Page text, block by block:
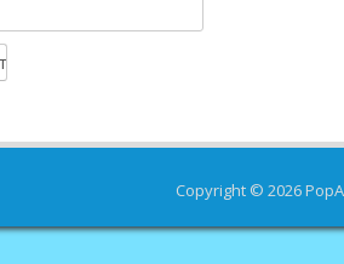
Copyright © 2026